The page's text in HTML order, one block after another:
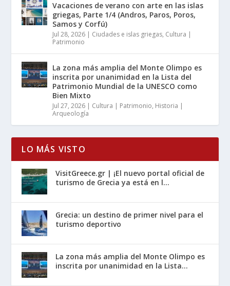
Vacaciones de verano con arte en las islas
griegas, Parte 1/4 (Andros, Paros, Poros,
Samos y Corfú)
Jul 28, 2026 | Ciudades e islas griegas, Cultura |
Patrimonio
La zona más amplia del Monte Olimpo es
inscrita por unanimidad en la Lista del
Patrimonio Mundial de la UNESCO como
Bien Mixto
Jul 27, 2026 | Cultura | Patrimonio, Historia |
Arqueología
LO MÁS VISTO
VisitGreece.gr | ¡El nuevo portal oficial de
turismo de Grecia ya está en l...
Grecia: un destino de primer nivel para el
turismo deportivo
La zona más amplia del Monte Olimpo es
inscrita por unanimidad en la Lista...